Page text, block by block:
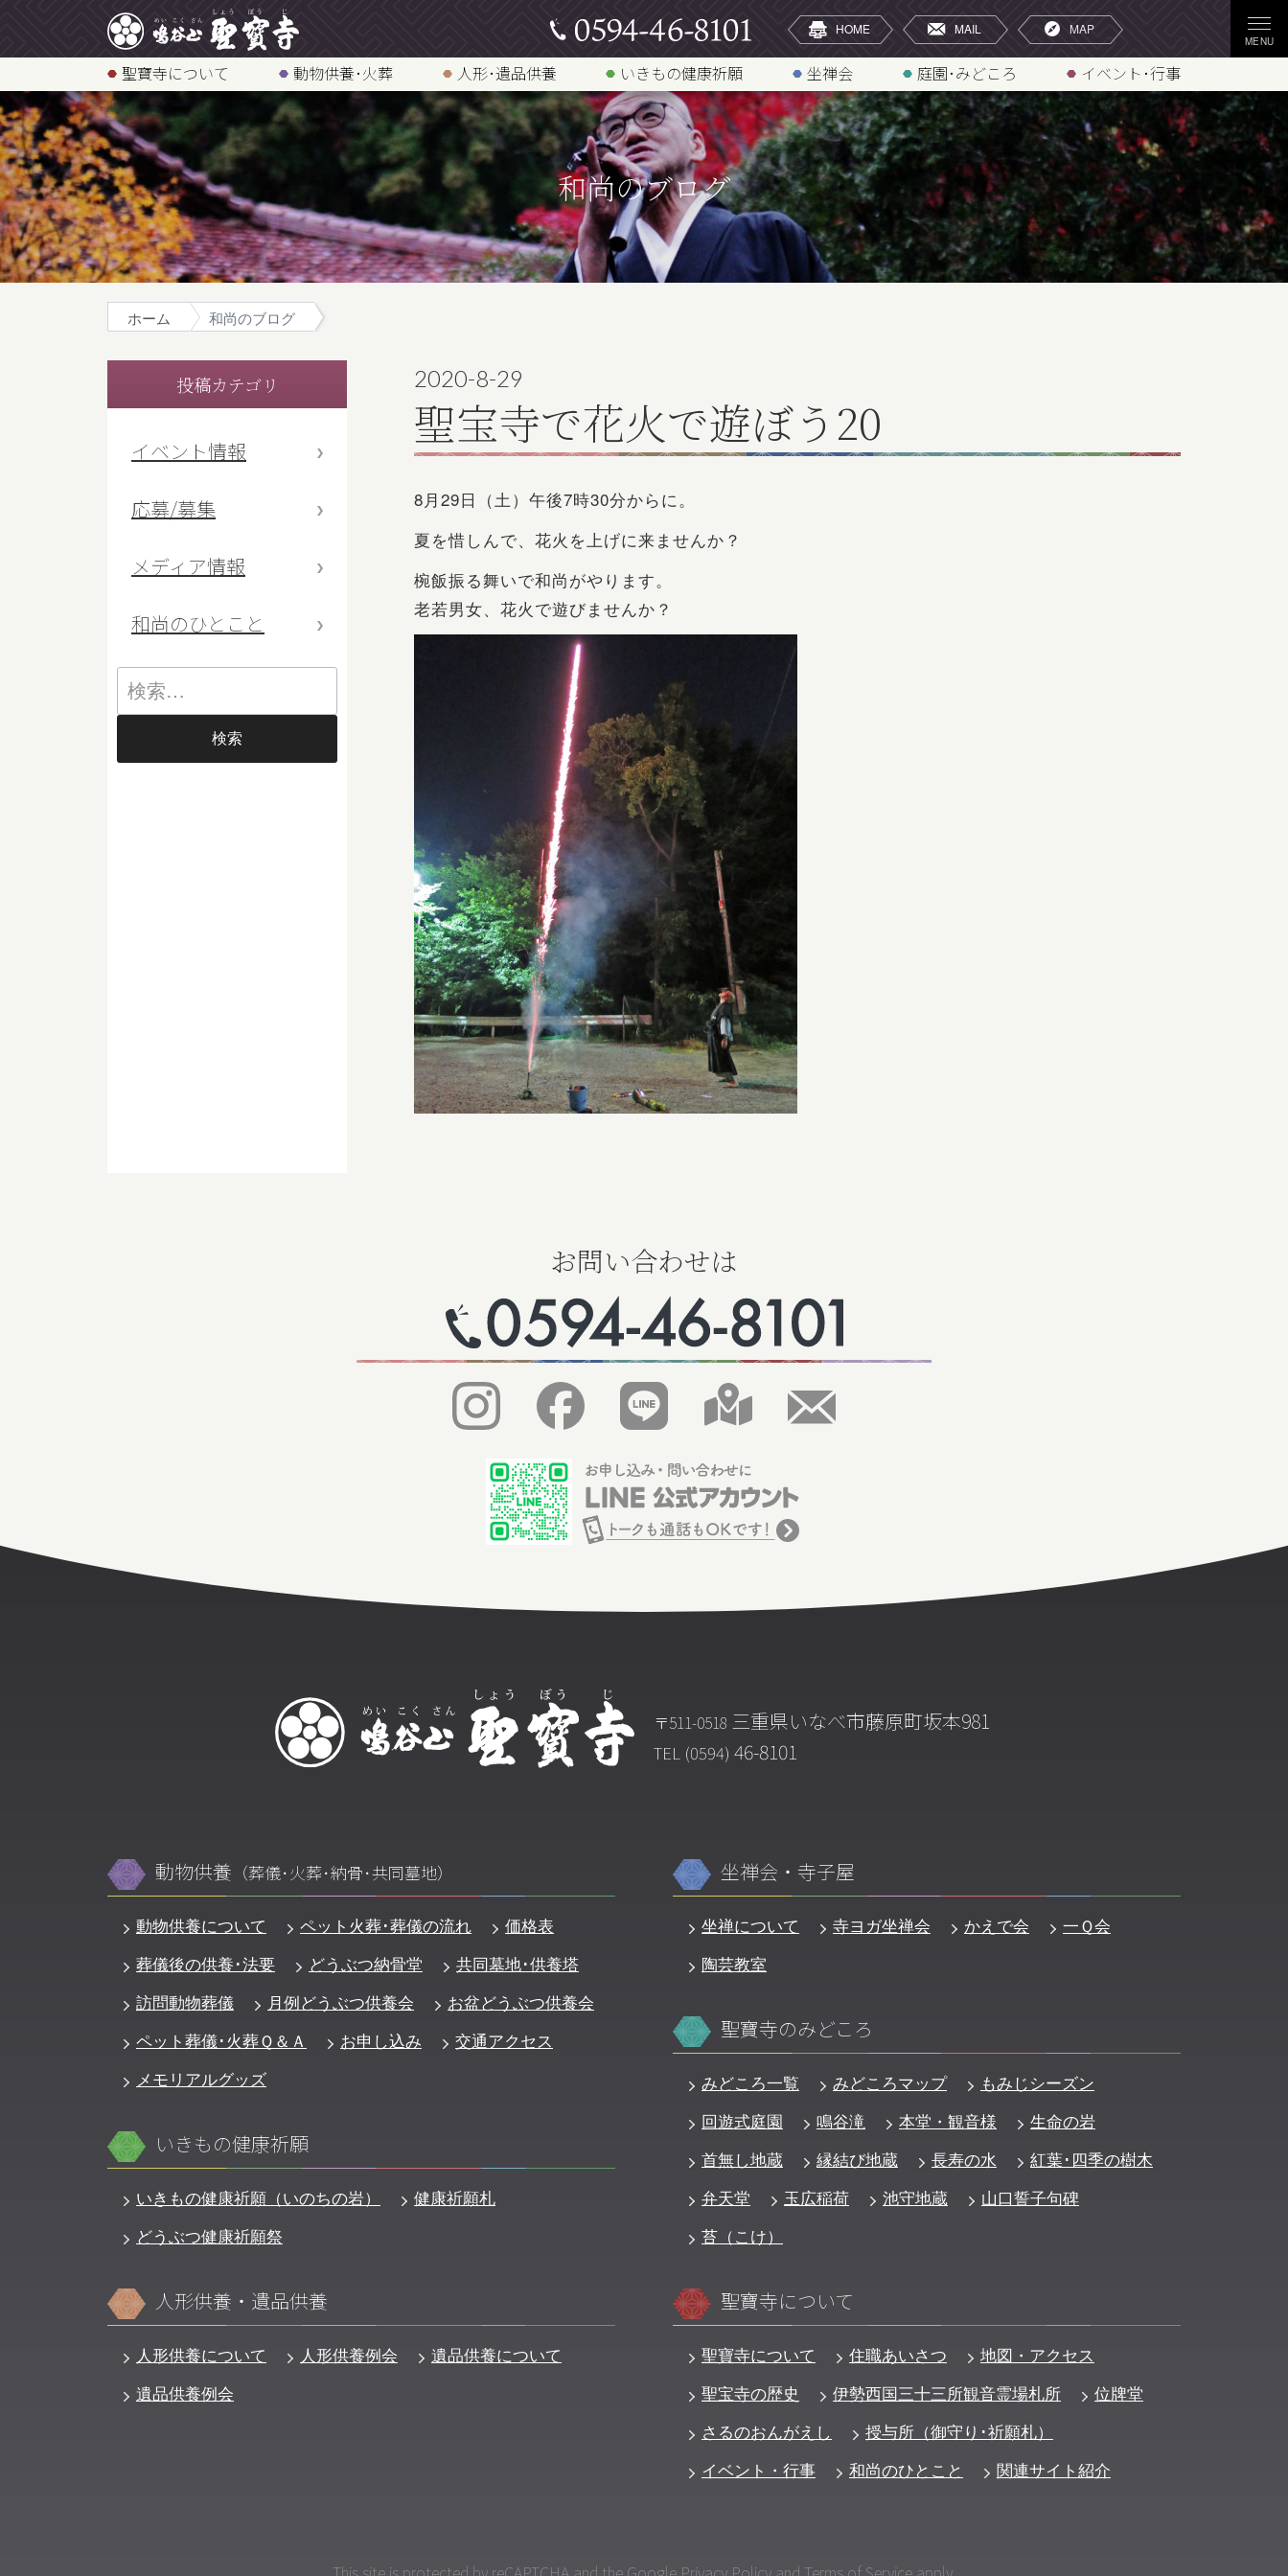
聖寶寺について 動物供養･火葬 人形･遺品供養 いきもの健康祈願 坐禅会 庭園･みどころ イベント･行事
和尚のブログ
ホーム 和尚のブログ
2020-8-29
聖宝寺で花火で遊ぼう20
8月29日（土）午後7時30分からに。
夏を惜しんで、花火を上げに来ませんか？
椀飯振る舞いで和尚がやります。
老若男女、花火で遊びませんか？
投稿カテゴリ
イベント情報
応募/募集
メディア情報
和尚のひとこと
お問い合わせは
〒511-0518 三重県いなべ市藤原町坂本981
TEL (0594) 46-8101
動物供養 （葬儀･火葬･納骨･共同墓地）
動物供養について ペット火葬･葬儀の流れ
価格表
葬儀後の供養･法要
どうぶつ納骨堂
共同墓地･供養塔
訪問動物葬儀
月例どうぶつ供養会
お盆どうぶつ供養会
ペット葬儀･火葬Ｑ＆Ａ
お申し込み
交通アクセス
メモリアルグッズ
いきもの健康祈願
いきもの健康祈願（いのちの岩）
健康祈願札
どうぶつ健康祈願祭
人形供養・遺品供養
人形供養について 人形供養例会
遺品供養について
遺品供養例会
坐禅会・寺子屋
坐禅について 寺ヨガ坐禅会 かえで会
一Ｑ会
陶芸教室
聖寶寺のみどころ
みどころ一覧 みどころマップ
もみじシーズン
回遊式庭園
鳴谷滝 本堂・観音様
生命の岩
首無し地蔵
縁結び地蔵 長寿の水
紅葉･四季の樹木
弁天堂
玉広稲荷 池守地蔵
山口誓子句碑
苔（こけ）
聖寶寺について
聖寶寺について 住職あいさつ
地図・アクセス
聖宝寺の歴史
伊勢西国三十三所観音霊場札所
位牌堂
さるのおんがえし
授与所（御守り･祈願札）
イベント・行事
和尚のひとこと 関連サイト紹介